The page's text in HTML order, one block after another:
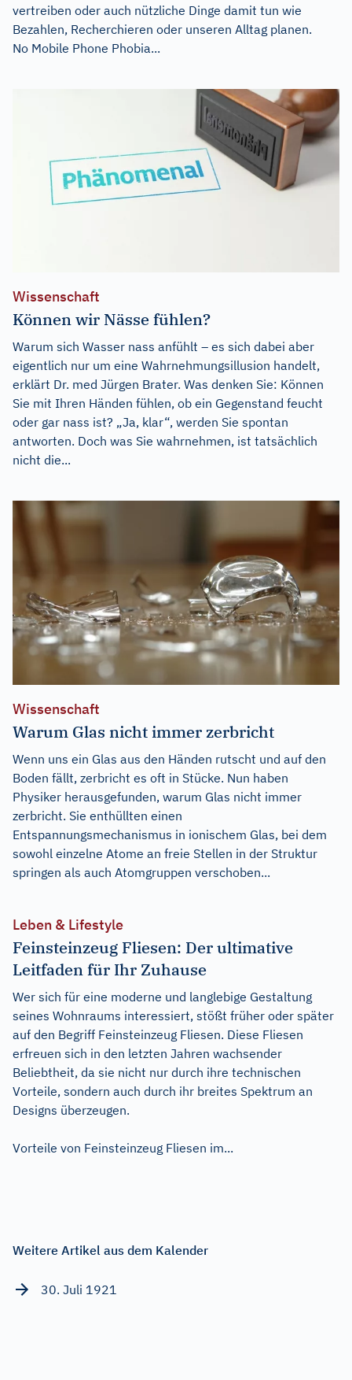
vertreiben oder auch nützliche Dinge damit tun wie
Bezahlen, Recherchieren oder unseren Alltag planen.
No Mobile Phone Phobia...
Wissenschaft
Können wir Nässe fühlen?
Warum sich Wasser nass anfühlt – es sich dabei aber
eigentlich nur um eine Wahrnehmungsillusion handelt,
erklärt Dr. med Jürgen Brater. Was denken Sie: Können
Sie mit Ihren Händen fühlen, ob ein Gegenstand feucht
oder gar nass ist? „Ja, klar“, werden Sie spontan
antworten. Doch was Sie wahrnehmen, ist tatsächlich
nicht die...
Wissenschaft
Warum Glas nicht immer zerbricht
Wenn uns ein Glas aus den Händen rutscht und auf den
Boden fällt, zerbricht es oft in Stücke. Nun haben
Physiker herausgefunden, warum Glas nicht immer
zerbricht. Sie enthüllten einen
Entspannungsmechanismus in ionischem Glas, bei dem
sowohl einzelne Atome an freie Stellen in der Struktur
springen als auch Atomgruppen verschoben...
Leben & Lifestyle
Feinsteinzeug Fliesen: Der ultimative
Leitfaden für Ihr Zuhause
Wer sich für eine moderne und langlebige Gestaltung
seines Wohnraums interessiert, stößt früher oder später
auf den Begriff Feinsteinzeug Fliesen. Diese Fliesen
erfreuen sich in den letzten Jahren wachsender
Beliebtheit, da sie nicht nur durch ihre technischen
Vorteile, sondern auch durch ihr breites Spektrum an
Designs überzeugen.
Vorteile von Feinsteinzeug Fliesen im...
Weitere Artikel aus dem Kalender
30. Juli 1921